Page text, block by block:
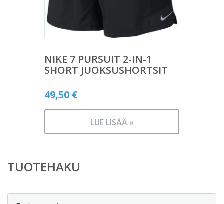
NIKE 7 PURSUIT 2-IN-1
SHORT JUOKSUSHORTSIT
49,50 €
LUE LISÄÄ »
TUOTEHAKU